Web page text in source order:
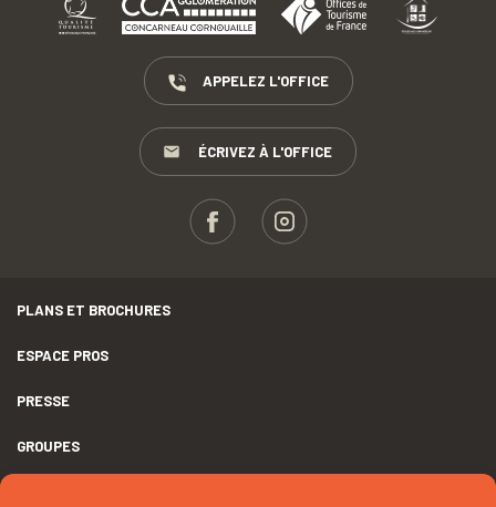
APPELEZ L'OFFICE
ÉCRIVEZ À L'OFFICE
PLANS ET BROCHURES
ESPACE PROS
PRESSE
GROUPES